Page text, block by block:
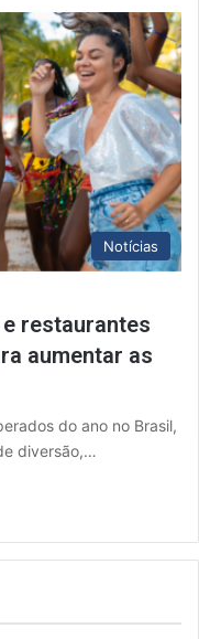
Notícias
restaurantes
aumentar as
do ano no Brasil,
diversão,…